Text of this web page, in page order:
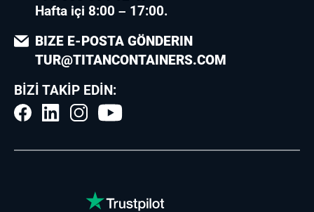
Hafta içi 8:00 – 17:00.
BIZE E-POSTA GÖNDERIN
TUR@TITANCONTAINERS.COM
BIZI TAKIP EDIN: